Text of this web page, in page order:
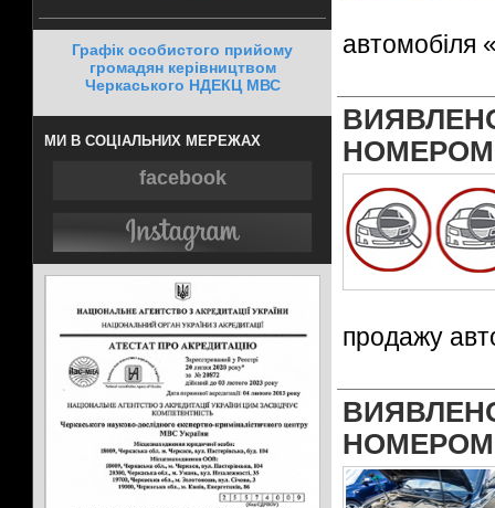
Графік особистого прийому
громадян керівництвом
Черкаського НДЕКЦ МВС
МИ В СОЦІАЛЬНИХ МЕРЕЖАХ
facebook
автомобіля
НОМЕРОМ
продажу
НОМЕРОМ